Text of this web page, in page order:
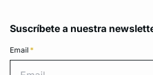
Suscríbete a nuestra
Email *